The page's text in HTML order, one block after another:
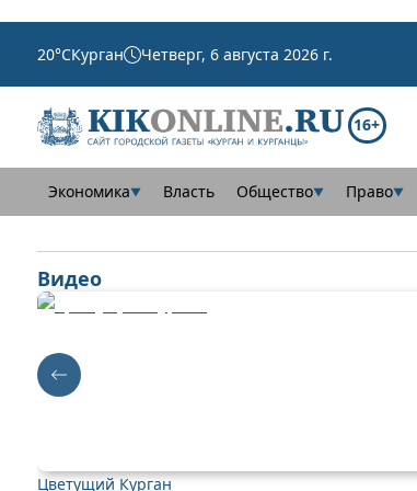
20°CКурган Четверг, 6 августа 2026 г.
16+
Экономика▼ Власть Общество▼ Право▼
Видео
Цветущий Курган